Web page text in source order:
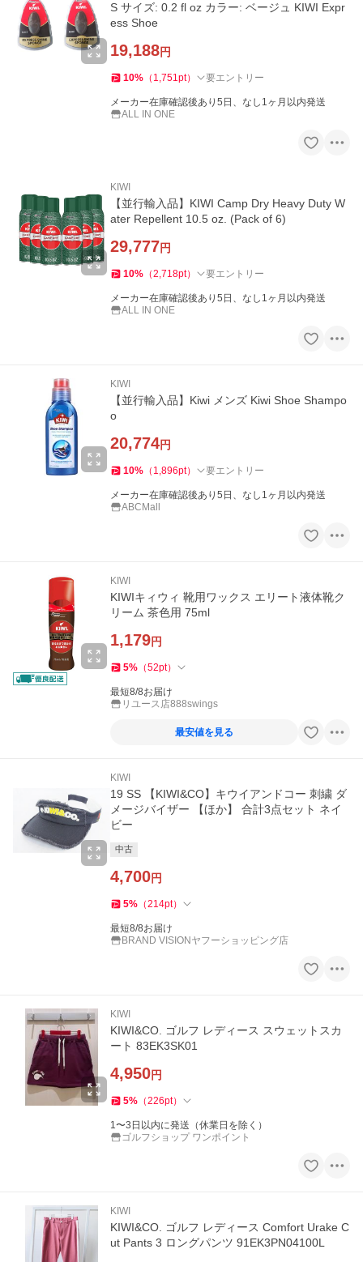
S サイズ: 0.2 fl oz カラー: ベージュ KIWI Expr
ess Shoe
19,188円
10% （ 1,751pt） 要エントリー
メーカー在庫確認後あり5日、なし1ヶ月以内発送
ALL IN ONE
KIWI
【並行輸入品】KIWI Camp Dry Heavy Duty W
ater Repellent 10.5 oz. (Pack of 6)
29,777円
10% （2,718pt） 要エントリー
メーカー在庫確認後あり5日、なし1ヶ月以内発送
ALL IN ONE
KIWI
【並行輸入品】Kiwi メンズ Kiwi Shoe Shampo
o
20,774円
10% （ 1,896pt） 要エントリー
メーカー在庫確認後あり5日、なし1ヶ月以内発送
ABCMall
KIWI
KIWIキィウィ 靴用ワックス エリート液体靴ク
リーム 茶色用 75ml
1,179円
5% （52pt）
最短8/8お届け
リユース店888swings
最安値を見る
KIWI
19 SS 【KIWI&CO】キウイアンドコー 刺繍 ダ
メージバイザー 【ほか】 合計3点セット ネイ
ビー
中古
4,700円
5% （214pt）
最短8/8お届け
BRAND VISIONヤフーショッピング店
KIWI
KIWI&CO. ゴルフ レディース スウェットスカ
ート 83EK3SK01
4,950円
5% （226pt）
1〜3日以内に発送（休業日を除く）
ゴルフショップ ワンポイント
KIWI
KIWI&CO. ゴルフ レディース Comfort Urake C
ut Pants 3 ロングパンツ 91EK3PN04100L